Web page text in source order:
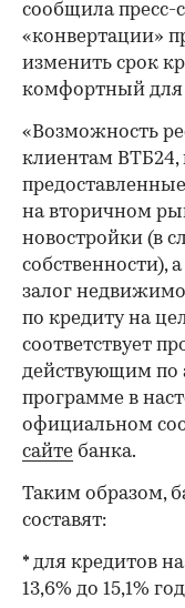
сообщила пресс-
«конвертации»
изменить срок
комфортный для
«Возможность
клиентам
на вторичном
новостройки (в
собственности),
залог
по кредиту на
соответствует
действующим по
программе в
официальном
сайте банка.
Таким образом,
составят:
* для кредитов
13,6% до 15,1%